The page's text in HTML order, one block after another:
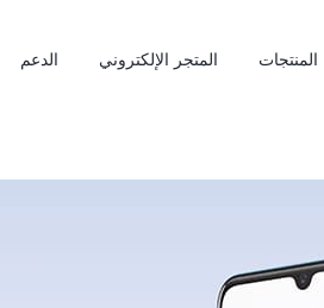
المنتجات المتجر الإلكتروني الدعم